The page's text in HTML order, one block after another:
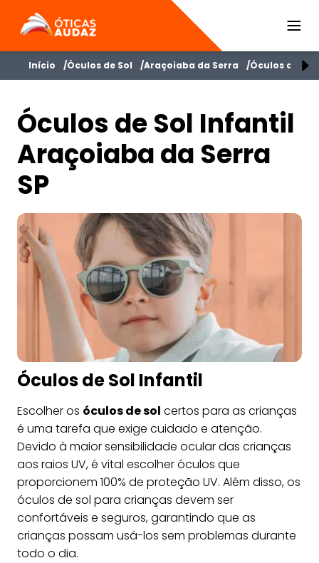
ÓTICAS AUDAZ
Início Óculos de Sol Araçoiaba da Serra Óculos de
Óculos de Sol Infantil
Araçoiaba da Serra
SP
Óculos de Sol Infantil
Escolher os óculos de sol certos para as crianças
é uma tarefa que exige cuidado e atenção.
Devido à maior sensibilidade ocular das crianças
aos raios UV, é vital escolher óculos que
proporcionem 100% de proteção UV. Além disso, os
óculos de sol para crianças devem ser
confortáveis e seguros, garantindo que as
crianças possam usá-los sem problemas durante
todo o dia.